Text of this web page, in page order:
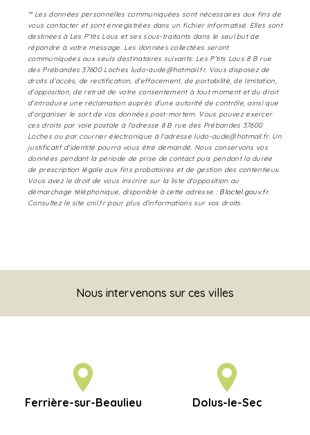
** Les données personnelles communiquées sont nécessaires aux fins de
vous contacter et sont enregistrées dans un fichier informatisé. Elles sont
destinées à Les P’tits Lous et ses sous-traitants dans le seul but de
répondre à votre message. Les données collectées seront
communiquées aux seuls destinataires suivants: Les P’tits Lous 8 B rue
des Prébandes 37600 Loches ludo-aude@hotmail.fr. Vous disposez de
droits d’accès, de rectification, d’effacement, de portabilité, de limitation,
d’opposition, de retrait de votre consentement à tout moment et du droit
d’introduire une réclamation auprès d’une autorité de contrôle, ainsi que
d’organiser le sort de vos données post-mortem. Vous pouvez exercer
ces droits par voie postale à l'adresse 8 B rue des Prébandes 37600
Loches ou par courrier électronique à l'adresse ludo-aude@hotmail.fr. Un
justificatif d'identité pourra vous être demandé. Nous conservons vos
données pendant la période de prise de contact puis pendant la durée
de prescription légale aux fins probatoires et de gestion des contentieux.
Vous avez le droit de vous inscrire sur la liste d'opposition au
démarchage téléphonique, disponible à cette adresse : Bloctel.gouv.fr.
Consultez le site cnil.fr pour plus d’informations sur vos droits.
Nous intervenons sur ces villes
Ferrière-sur-Beaulieu Dolus-le-Sec